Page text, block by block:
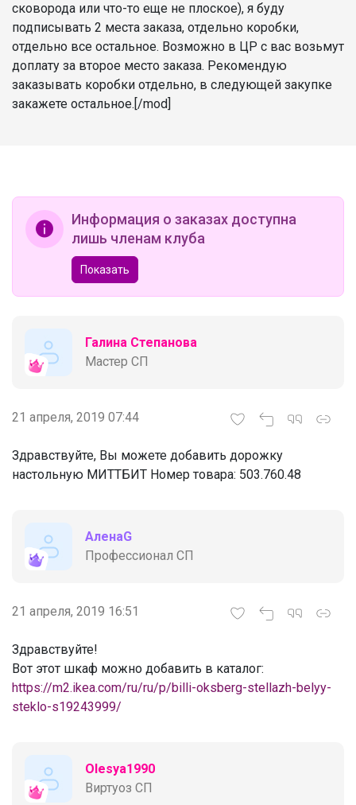
сковорода или что-то еще не плоское), я буду
подписывать 2 места заказа, отдельно коробки,
отдельно все остальное. Возможно в ЦР с вас возьмут
доплату за второе место заказа. Рекомендую
заказывать коробки отдельно, в следующей закупке
закажете остальное.[/mod]
Информация о заказах доступна
лишь членам клуба
Показать
Галина Степанова
Мастер СП
21 апреля, 2019 07:44
Здравствуйте, Вы можете добавить дорожку
настольную МИТТБИТ Номер товара: 503.760.48
АленаG
Профессионал СП
21 апреля, 2019 16:51
Здравствуйте!
Вот этот шкаф можно добавить в каталог:
https://m2.ikea.com/ru/ru/p/billi-oksberg-stellazh-belyy-
steklo-s19243999/
Olesya1990
Виртуоз СП